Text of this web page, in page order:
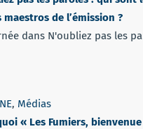
maestros de l’émission ?
dans N'oubliez pas les
, Médias
« Les Fumiers,